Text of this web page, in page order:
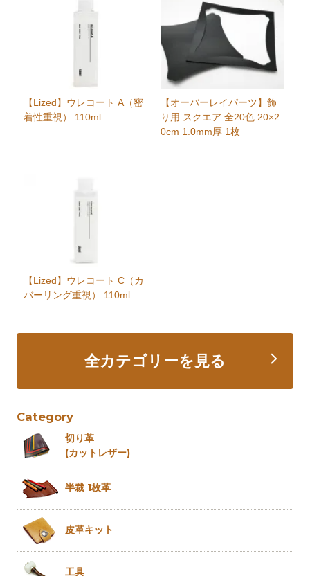
【Lized】ウレコート A（密
着性重視） 110ml
【オーバーレイパーツ】飾
り用 スクエア 全20色 20×2
0cm 1.0mm厚 1枚
【Lized】ウレコート C（カ
バーリング重視） 110ml
全カテゴリーを見る
Category
切り革
(カットレザー)
半裁 1枚革
皮革キット
工具